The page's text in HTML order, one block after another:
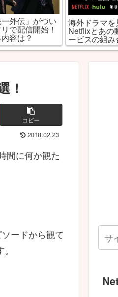
一外伝」がつい
で配信開始！
容は？
海外ドラマを
Netflixとあの
ービスの組
強な理由とは
！
コピー
2018.02.23
間に何か観た
ードから観て